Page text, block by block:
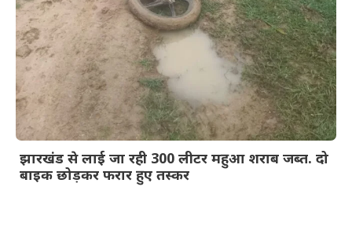
झारखंड से लाई जा रही 300 लीटर महुआ शराब जब्त. दो
बाइक छोड़कर फरार हुए तस्कर